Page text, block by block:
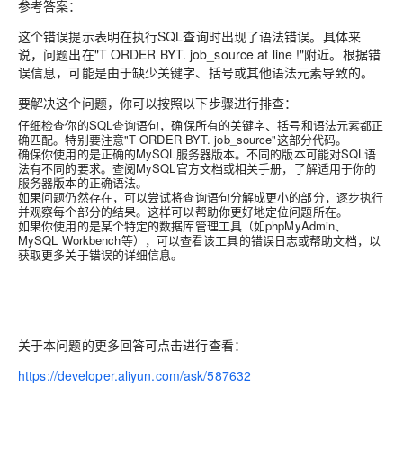
参考答案：
这个错误提示表明在执行SQL查询时出现了语法错误。具体来
说，问题出在"T ORDER BYT. job_source at line !"附近。根据错
误信息，可能是由于缺少关键字、括号或其他语法元素导致的。
要解决这个问题，你可以按照以下步骤进行排查：
仔细检查你的SQL查询语句，确保所有的关键字、括号和语法元素都正
确匹配。特别要注意"T ORDER BYT. job_source"这部分代码。
确保你使用的是正确的MySQL服务器版本。不同的版本可能对SQL语
法有不同的要求。查阅MySQL官方文档或相关手册，了解适用于你的
服务器版本的正确语法。
如果问题仍然存在，可以尝试将查询语句分解成更小的部分，逐步执行
并观察每个部分的结果。这样可以帮助你更好地定位问题所在。
如果你使用的是某个特定的数据库管理工具（如phpMyAdmin、
MySQL Workbench等），可以查看该工具的错误日志或帮助文档，以
获取更多关于错误的详细信息。
关于本问题的更多回答可点击进行查看：
https://developer.aliyun.com/ask/587632